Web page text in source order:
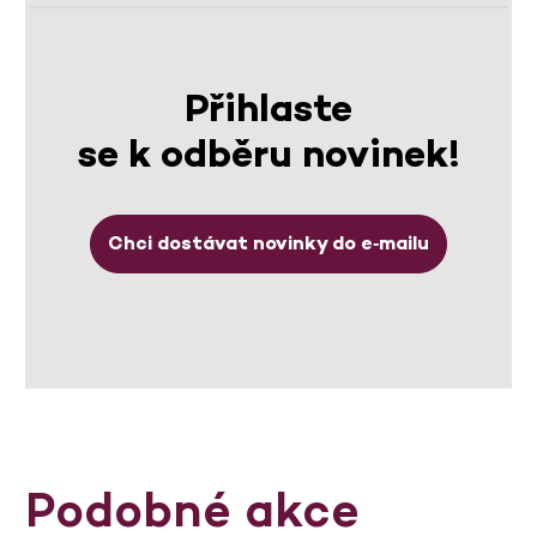
Přihlaste
se k odběru novinek!
Chci dostávat novinky do e‑mailu
Podobné akce